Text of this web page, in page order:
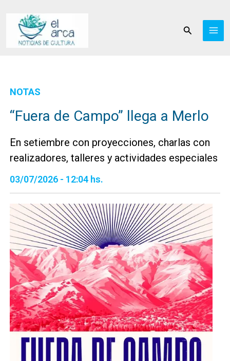
contenido
Buscar
NOTAS
“Fuera de Campo” llega a Merlo
En setiembre con proyecciones, charlas con
realizadores, talleres y actividades especiales
03/07/2026 - 12:04 hs.